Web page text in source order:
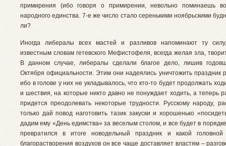
примирения (ибо говоря о примирении, невольно поминаешь
народного единства. 7-е же число стало серенькими ноябрьскими
ли?
Иногда либералы всех мастей и разливов напоминают ту
известным словам гетевского Мефистофеля, всегда желая зла,
В данном случае, либералы сделали благое дело, лишив
Октября официальности. Этим они надеялись уничтожить праздник
ибо в голове у них не укладывалось, что кто-то будет продолжать
и шествия, на которые никто давно не понуждает ходить, а теперь
придется преодолевать некоторые трудности. Русскому народу,
только дай повод наготовить тазик закуски и хорошенько
дадим ему «День едимства» за веселым столом, и все будет в
превратился в итоге новодельный праздник и какой
благорастворения воздухов он все чаще доставляет властям –